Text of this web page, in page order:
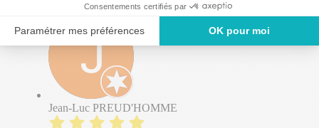
Jean-Luc PREUD'HOMME